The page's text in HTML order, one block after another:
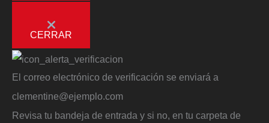
CERRAR
El correo electrónico de verificación se enviará a
clementine@ejemplo.com
Revisa tu bandeja de entrada y si no, en tu carpeta de